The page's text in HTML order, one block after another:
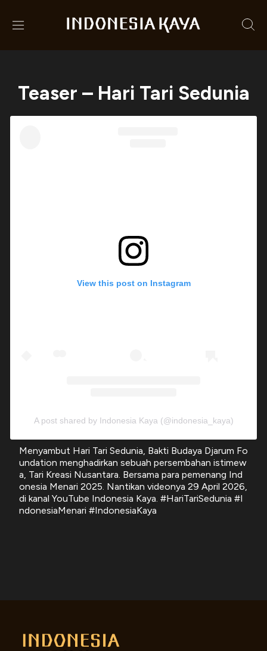
Teaser – Hari Tari Sedunia
View this post on Instagram
A post shared by Indonesia Kaya (@indonesia_kaya)
Menyambut Hari Tari Sedunia, Bakti Budaya Djarum Fo
undation menghadirkan sebuah persembahan istimew
a, Tari Kreasi Nusantara. Bersama para pemenang Ind
onesia Menari 2025. Nantikan videonya 29 April 2026,
di kanal YouTube Indonesia Kaya. #HariTariSedunia #I
ndonesiaMenari #IndonesiaKaya